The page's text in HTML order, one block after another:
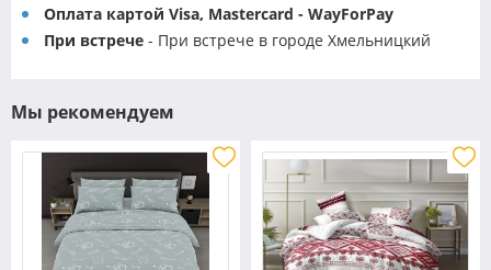
Оплата картой Visa, Mastercard - WayForPay
При встрече - При встрече в городе Хмельницкий
Мы рекомендуем